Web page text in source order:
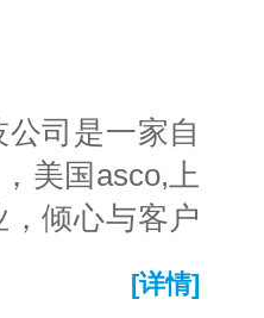
司是一家自
美国asco,上
倾心与客户
[详情]